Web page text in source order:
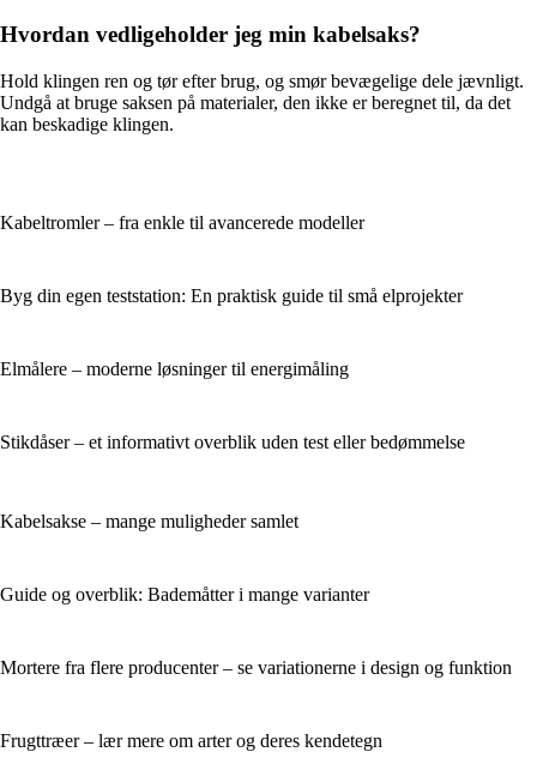
Hvordan vedligeholder jeg min kabelsaks?
Hold klingen ren og tør efter brug, og smør bevægelige dele jævnligt.
Undgå at bruge saksen på materialer, den ikke er beregnet til, da det
kan beskadige klingen.
Kabeltromler – fra enkle til avancerede modeller
Byg din egen teststation: En praktisk guide til små elprojekter
Elmålere – moderne løsninger til energimåling
Stikdåser – et informativt overblik uden test eller bedømmelse
Kabelsakse – mange muligheder samlet
Guide og overblik: Bademåtter i mange varianter
Mortere fra flere producenter – se variationerne i design og funktion
Frugttræer – lær mere om arter og deres kendetegn